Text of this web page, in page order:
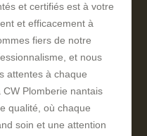
et certifiés est à votre
et efficacement à
fiers de notre
et nous
attentes à chaque
Plomberie nantais
qualité, où chaque
soin et une attention